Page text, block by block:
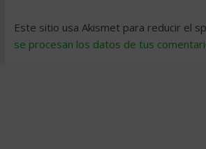
Este sitio usa Akismet para reducir el
se procesan los datos de tus